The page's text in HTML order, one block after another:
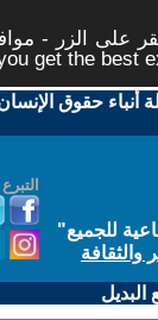
على الزر -
get the best
أنباء حقوق
للجميع"
والثقافة
البديل